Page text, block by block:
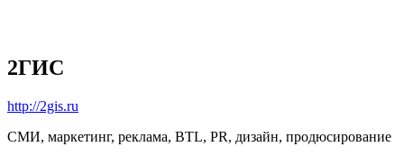
2ГИС
http://2gis.ru
СМИ, маркетинг, реклама, BTL, PR, дизайн, продюсирование